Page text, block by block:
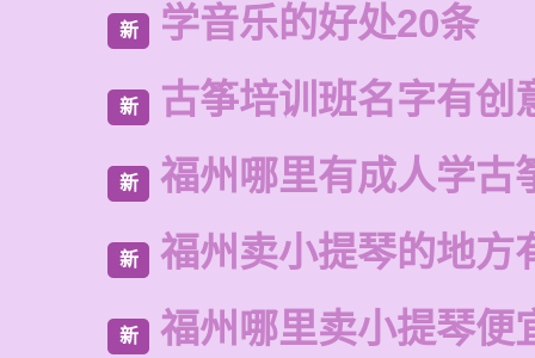
新 学音乐的好处20条
新 古筝培训班名字有创
新 福州哪里有成人学古
新 福州卖小提琴的地方
新 福州哪里卖小提琴便